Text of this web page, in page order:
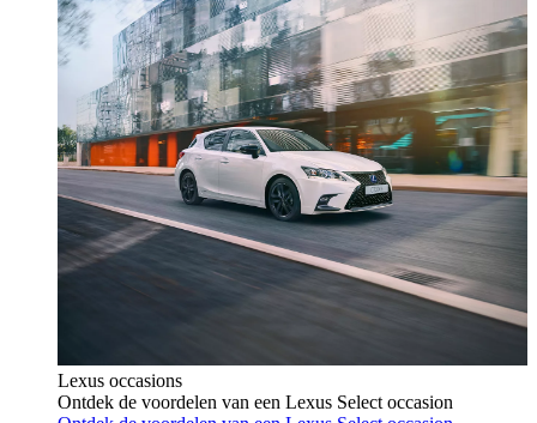
Lexus occasions
Ontdek de voordelen van een Lexus Select occasion